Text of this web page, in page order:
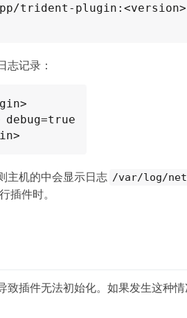
trident-
志记录：
主机的中会显示日志 /var/log/
插件时。
致插件无法初始化。如果发生这种